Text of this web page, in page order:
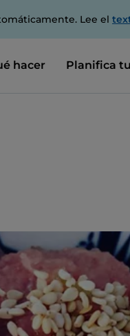
Lee el
hacer Planifica